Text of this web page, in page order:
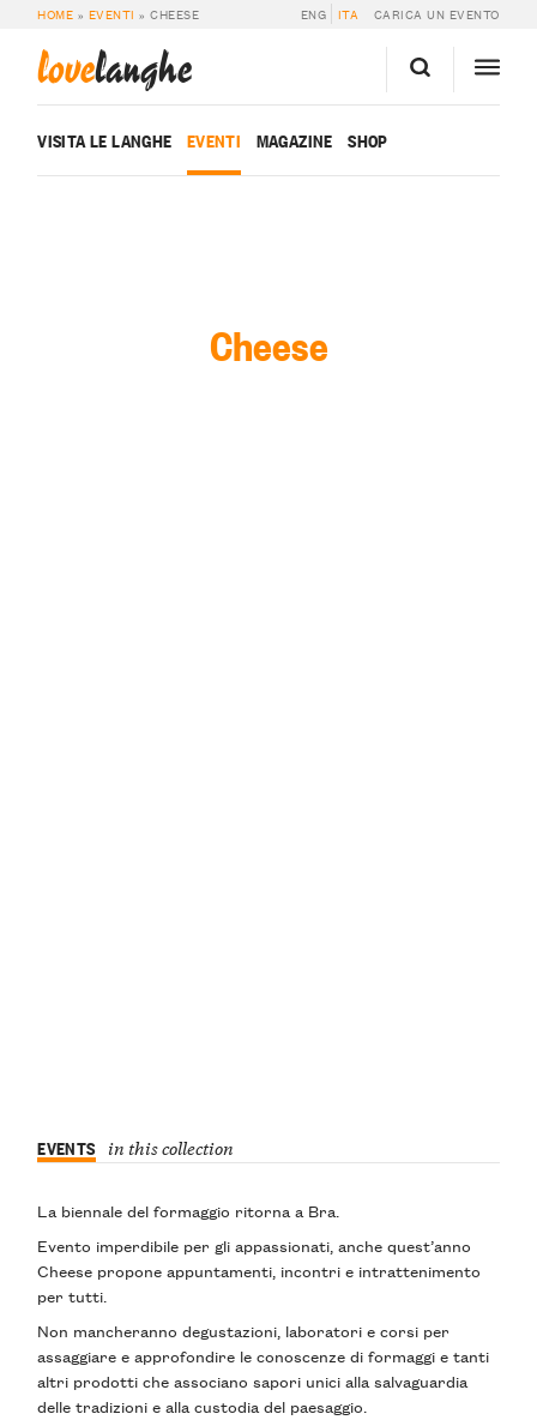
HOME » EVENTI »CHEESE ENG ITA CARICA UN EVENTO
lovelanghe
VISITA LE LANGHE EVENTI MAGAZINE SHOP
Cheese
EVENTS in this collection
La biennale del formaggio ritorna a Bra
Evento imperdibile per gli appassionati, anche quest’anno
Cheese propone appuntamenti, incontri e intrattenimento
per tutti.
Non mancherannodegustazioni, laboratori ecorsi per
assaggiare e approfondire le conoscenze di formaggi e tanti
altri prodotti che associano sapori unici alla salvaguardia
delle tradizioni e alla custodia del paesaggio.